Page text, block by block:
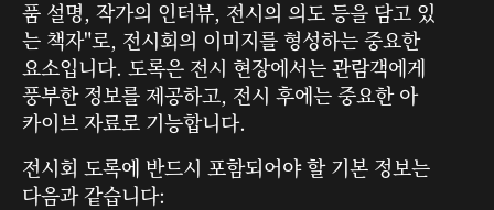
품 설명, 작가의 인터뷰, 전시의 의도 등을 담고 있
는 책자"로, 전시회의 이미지를 형성하는 중요한
요소입니다. 도록은 전시 현장에서는 관람객에게
풍부한 정보를 제공하고, 전시 후에는 중요한 아
카이브 자료로 기능합니다.
전시회 도록에 반드시 포함되어야 할 기본 정보는
다음과 같습니다: